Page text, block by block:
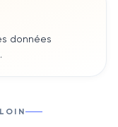
données